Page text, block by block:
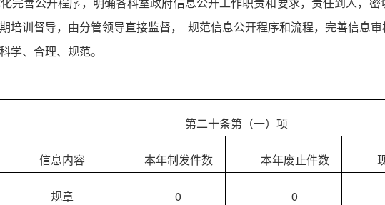
培训督导，由分管领导直接监督， 规范信息公开程序和流程，完善信息
学、合理、规范。
第二十条第（一）项
信息内容 本年制发件数 本年废止件数
规章 0 0